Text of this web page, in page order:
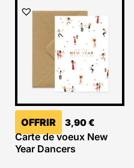
OFFRIR 3,90€
Carte de voeux New
Year Dancers